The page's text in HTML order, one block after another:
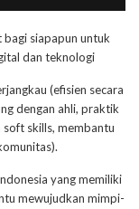
siapapun untuk
dan teknologi
(efisien secara
dengan ahli, praktik
skills, membantu
yang memiliki
mewujudkan mimpi-